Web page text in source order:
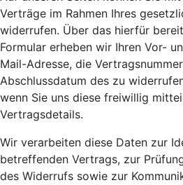
Verträge im Rahmen Ihres
widerrufen. Über das hierfür
Formular erheben wir Ihren Vor-
Mail-Adresse, die
Abschlussdatum des zu
wenn Sie uns diese freiwillig
Vertragsdetails.
Wir verarbeiten diese Daten zur
betreffenden Vertrags, zur
des Widerrufs sowie zur